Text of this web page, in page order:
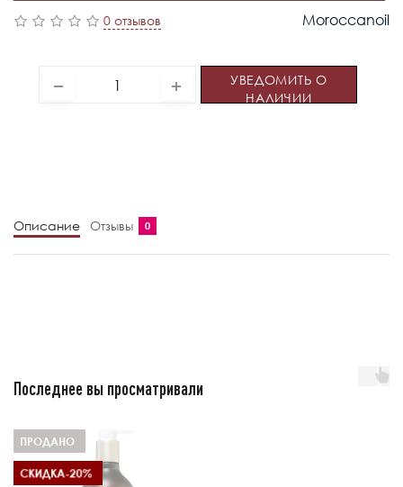
0 отзывов Moroccanoil
УВЕДОМИТЬ О
НАЛИЧИИ
Описание Отзывы 0
Последнее вы просматривали
ПРОДАНО
СКИДКА-20%